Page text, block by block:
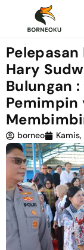
Hary
Bulungan
Pemimpin
borneo